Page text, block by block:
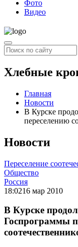
Фото
Видео
Хлебные
Главная
Новости
В Курске
переселению
Новости
Переселение
Общество
Россия
18:0216 мар 2010
В Курске
Госпрограммы